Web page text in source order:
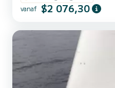
rechtstreeks een aanvraag bij
vanaf $2 076,30